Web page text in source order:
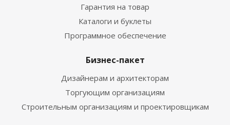
Гарантия на товар
Каталоги и буклеты
Программное обеспечение
Бизнес-пакет
Дизайнерам и архитекторам
Торгующим организациям
Строительным организациям и проектировщикам